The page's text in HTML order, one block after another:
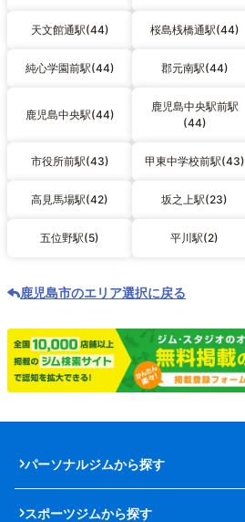
天文館通駅(44) 桜島桟橋通駅(44)
純心学園前駅(44) 郡元南駅(44)
鹿児島中央駅(44)
鹿児島中央駅前駅
(44)
市役所前駅(43) 甲東中学校前駅(43)
高見馬場駅(42) 坂之上駅(23)
五位野駅(5) 平川駅(2)
鹿児島市のエリア選択に戻る
パーソナルジムから探す
スポーツジムから探す